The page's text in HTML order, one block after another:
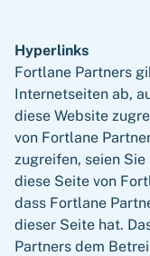
Hyperlinks
Fortlane Partners
Internetseiten ab,
diese Website
von Fortlane
zugreifen, seien
diese Seite von
dass Fortlane
dieser Seite hat.
Partners dem